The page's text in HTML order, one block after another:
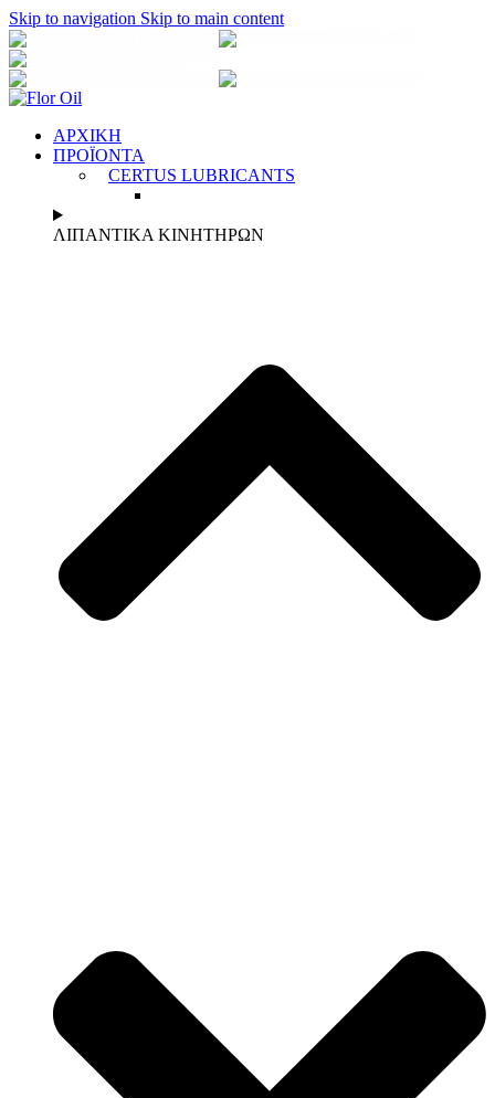
Skip to navigation Skip to main content
ΑΡΧΙΚΗ
ΠΡΟΪΟΝΤΑ
CERTUS LUBRICANTS
ΛΙΠΑΝΤΙΚΑ ΚΙΝΗΤΗΡΩΝ